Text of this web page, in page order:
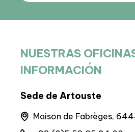
NUESTRAS
INFORMACIÓN
Sede de Artouste
Maison de Fabrèges,